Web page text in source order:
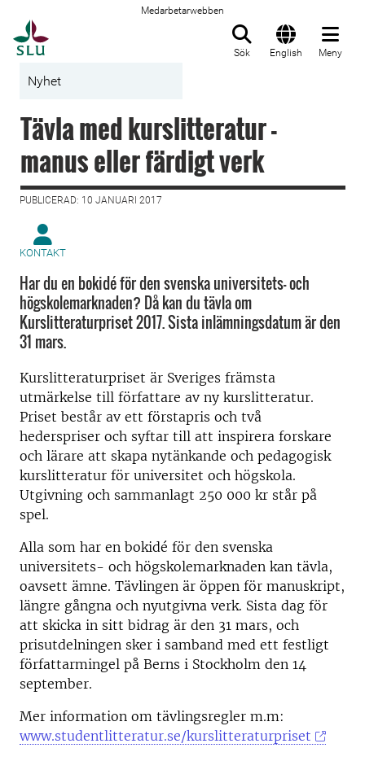
Medarbetarwebben
Sök English Meny
Nyhet
Tävla med kurslitteratur -
manus eller färdigt verk
PUBLICERAD: 10 JANUARI 2017
KONTAKT
Har du en bokidé för den svenska universitets- och
högskolemarknaden? Då kan du tävla om
Kurslitteraturpriset 2017. Sista inlämningsdatum är den
31 mars.
Kurslitteraturpriset är Sveriges främsta
utmärkelse till författare av ny kurslitteratur.
Priset består av ett förstapris och två
hederspriser och syftar till att inspirera forskare
och lärare att skapa nytänkande och pedagogisk
kurslitteratur för universitet och högskola.
Utgivning och sammanlagt 250 000 kr står på
spel.
Alla som har en bokidé för den svenska
universitets- och högskolemarknaden kan tävla,
oavsett ämne. Tävlingen är öppen för manuskript,
längre gångna och nyutgivna verk. Sista dag för
att skicka in sitt bidrag är den 31 mars, och
prisutdelningen sker i samband med ett festligt
författarmingel på Berns i Stockholm den 14
september.
Mer information om tävlingsregler m.m:
www.studentlitteratur.se/kurslitteraturpriset